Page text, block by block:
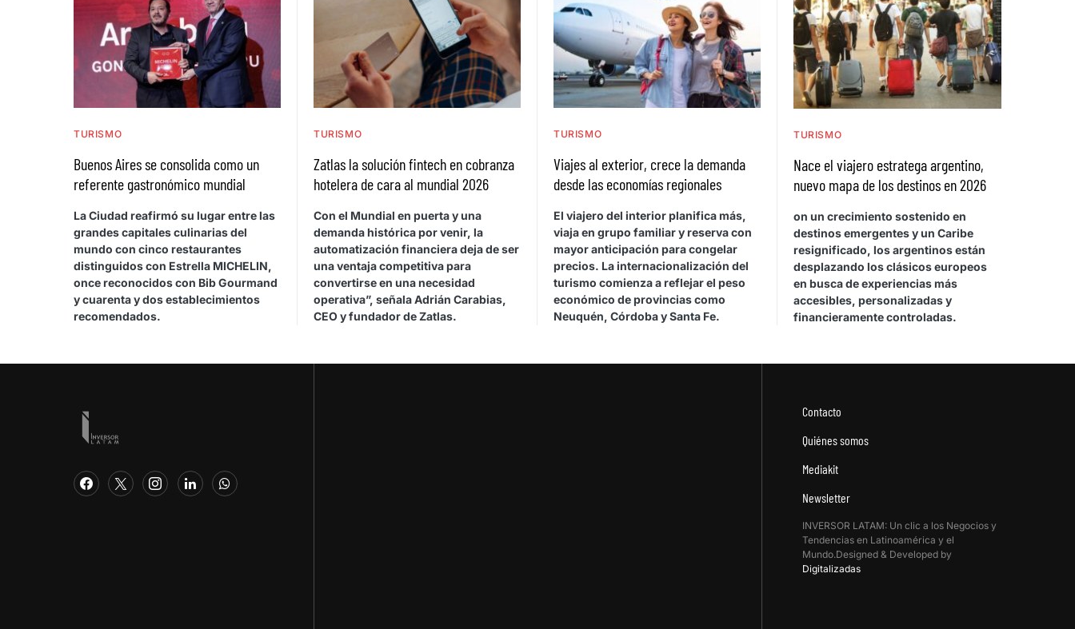
TURISMO
Buenos Aires se consolida como un
referente gastronómico mundial
La Ciudad reafirmó su lugar entre las
grandes capitales culinarias del
mundo con cinco restaurantes
distinguidos con Estrella MICHELIN,
once reconocidos con Bib Gourmand
y cuarenta y dos establecimientos
recomendados.
TURISMO
Zatlas la solución fintech en cobranza
hotelera de cara al mundial 2026
Con el Mundial en puerta y una
demanda histórica por venir, la
automatización financiera deja de ser
una ventaja competitiva para
convertirse en una necesidad
operativa”, señala Adrián Carabias,
CEO y fundador de Zatlas.
TURISMO
Viajes al exterior, crece la demanda
desde las economías regionales
El viajero del interior planifica más,
viaja en grupo familiar y reserva con
mayor anticipación para congelar
precios. La internacionalización del
turismo comienza a reflejar el peso
económico de provincias como
Neuquén, Córdoba y Santa Fe.
TURISMO
Nace el viajero estratega argentino,
nuevo mapa de los destinos en 2026
on un crecimiento sostenido en
destinos emergentes y un Caribe
resignificado, los argentinos están
desplazando los clásicos europeos
en busca de experiencias más
accesibles, personalizadas y
financieramente controladas.
Contacto
Quiénes somos
Mediakit
Newsletter
INVERSOR LATAM: Un clic a los Negocios y
Tendencias en Latinoamérica y el
Mundo.Designed & Developed by
Digitalizadas